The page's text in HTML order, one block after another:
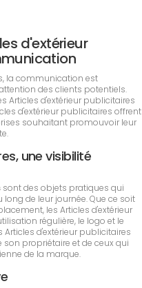
d'extérieur
la communication est
des clients potentiels.
Articles d'extérieur publicitaires
d'extérieur publicitaires offrent
souhaitant promouvoir leur
une visibilité
sont des objets pratiques qui
de leur journée. Que ce soit
les Articles d'extérieur
régulière, le logo et le
d'extérieur publicitaires
propriétaire et de ceux qui
de la marque.